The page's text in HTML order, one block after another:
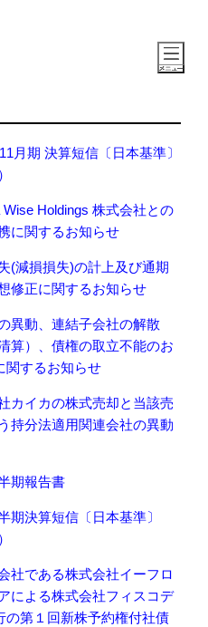
月期 決算短信〔日本基準〕
Wise Holdings 株式会社との
に関するお知らせ
(減損損失)の計上及び通期
修正に関するお知らせ
異動、連結子会社の解散
清算）、債権の取立不能のお
関するお知らせ
カイカの株式売却と当該売
持分法適用関連会社の異動
期報告書
期決算短信〔日本基準〕
社である株式会社イーフロ
による株式会社フィスコデ
の第１回新株予約権付社債